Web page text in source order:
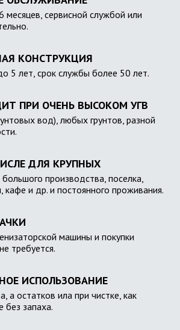
месяцев, сервисной службой или
КОНСТРУКЦИЯ
5 лет, срок службы более 50 лет.
ПРИ ОЧЕНЬ ВЫСОКОМ УГВ
вод), любых грунтов, разной
ДЛЯ КРУПНЫХ
производства, поселка,
кафе и др. и постоянного проживания.
машины и покупки
требуется.
ИСПОЛЬЗОВАНИЕ
а остатков ила при чистке, как
без запаха.